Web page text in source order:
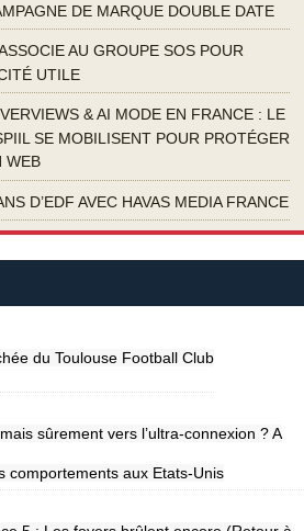
DE MARQUE DOUBLE DATE
AU GROUPE SOS POUR
UTILE
& AI MODE EN FRANCE : LE
SE MOBILISENT POUR PROTÉGER
WEB
D’EDF AVEC HAVAS MEDIA FRANCE
du Toulouse Football Club
sûrement vers l’ultra-connexion ? A
aux Etats-Unis